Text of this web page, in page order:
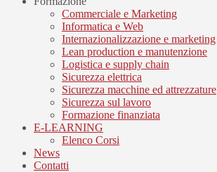
Commerciale e Marketing
Informatica e Web
Internazionalizzazione e marketing
Lean production e manutenzione
Logistica e supply chain
Sicurezza elettrica
Sicurezza macchine ed attrezzature
Sicurezza sul lavoro
Formazione finanziata
E-LEARNING
Elenco Corsi
News
Contatti